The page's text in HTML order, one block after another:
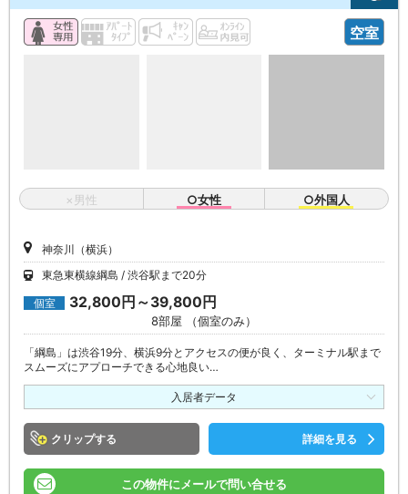
空室
×男性 ○女性 ○外国人
神奈川（横浜）
東急東横線綱島
渋谷駅まで20分
個室 32,800円～39,800円
8部屋 （個室のみ）
「綱島」は渋谷19分、横浜9分とアクセスの便が良く、ターミナル駅まで
スムーズにアプローチできる心地良い…
入居者データ
クリップ 詳細を見る
この物件にメールで問い合せる